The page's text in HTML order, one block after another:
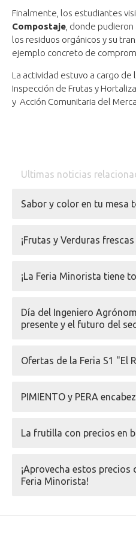
Finalmente, los estudiantes
Compostaje , donde
los residuos orgánicos y su
ejemplo concreto de
La actividad estuvo a cargo
Inspección de Frutas y
y Acción Comunitaria del
Ultimas noticias
Sabor y color en tu mesa
¡Frutas y Verduras
¡La Feria Minorista tiene
Día del Ingeniero
presente y el futuro del
Ofertas de la Feria S1 "El
PIMIENTO y PERA
La frutilla con precios en
¡Aprovecha estos precios
Feria Minorista!